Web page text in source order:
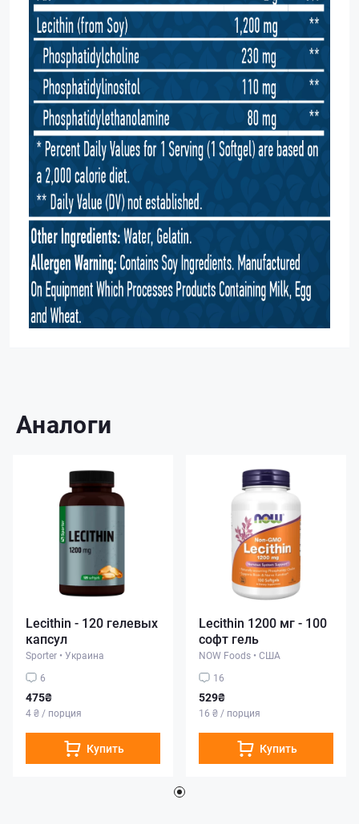
Аналоги
Lecithin - 120 гелевых
капсул
Sporter • Украина
6
475₴
4 ₴ / порция
Купить
Lecithin 1200 мг - 100
софт гель
NOW Foods • США
16
529₴
16 ₴ / порция
Купить